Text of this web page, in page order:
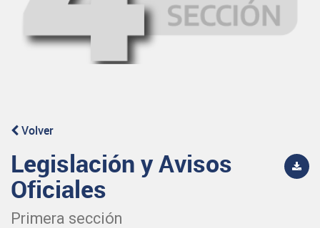
Volver
Legislación y Avisos
Oficiales
Primera sección